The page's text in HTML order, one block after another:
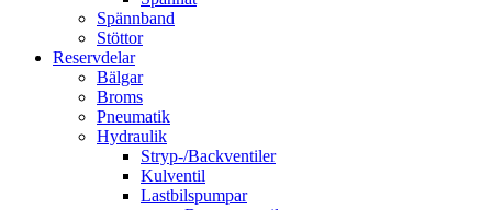
Spännband
Stöttor
Reservdelar
Bälgar
Broms
Pneumatik
Hydraulik
Stryp-/Backventiler
Kulventil
Lastbilspumpar